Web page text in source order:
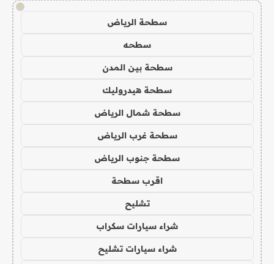
!
سطحة الرياض
سطحه
سطحة بين المدن
سطحة هيدروليك
سطحة شمال الرياض
سطحة غرب الرياض
سطحة جنوب الرياض
اقرب سطحة
تشليح
شراء سيارات سكراب
شراء سيارات تشليح